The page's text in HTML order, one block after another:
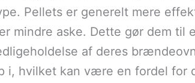
Pellets er generelt mere
mindre aske. Dette gør dem til
af deres
hvilket kan være en fordel for